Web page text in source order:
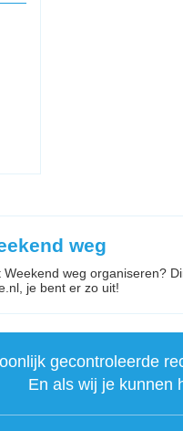
weg
weg organiseren?
je bent er zo uit!
gecontroleerde
En als wij je kunnen